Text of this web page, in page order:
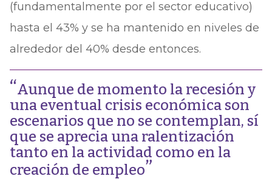
(fundamentalmente por el sector educativo)
hasta el 43% y se ha mantenido en niveles de
alrededor del 40% desde entonces.
Aunque de momento la recesión y
una eventual crisis económica son
escenarios que no se contemplan, sí
que se aprecia una ralentización
tanto en la actividad como en la
creación de empleo